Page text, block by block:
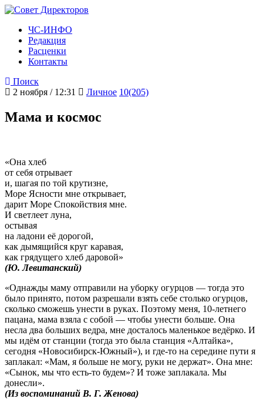
ЧС-ИНФО
Редакция
Расценки
Контакты
Поиск
2 ноября / 12:31
Личное 10(205)
Мама и космос
«Она хлеб
от себя отрывает
и, шагая по той крутизне,
Море Ясности мне открывает,
дарит Море Спокойствия мне.
И светлеет луна,
остывая
на ладони её дорогой,
как дымящийся круг каравая,
как грядущего хлеб даровой»
(Ю. Левитанский)
«Однажды маму отправили на уборку огурцов — тогда это
было принято, потом разрешали взять себе столько огурцов,
сколько сможешь унести в руках. Поэтому меня, 10-летнего
пацана, мама взяла с собой — чтобы унести больше. Она
несла два больших ведра, мне досталось маленькое ведёрко. И
мы идём от станции (тогда это была станция «Алтайка»,
сегодня «Новосибирск-Южный»), и где-то на середине пути я
заплакал: «Мам, я больше не могу, руки не держат». Она мне:
«Сынок, мы что есть-то будем»? И тоже заплакала. Мы
донесли».
(Из воспоминаний В. Г. Женова)